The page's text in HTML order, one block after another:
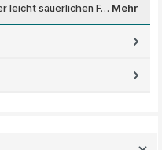
leicht säuerlichen F… Mehr